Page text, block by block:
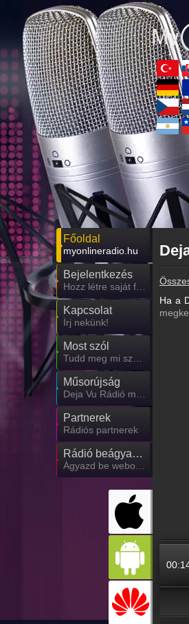
Főoldal
myonlineradio.hu
Bejelentkezés
Kapcsolat
Írj nekünk!
Most szól
Műsorújság
Partnerek
Rádiós partnerek
Rádió beágyazás
Ha a